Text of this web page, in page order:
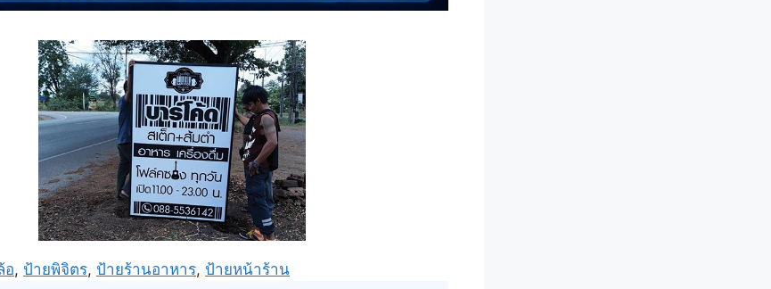
อ, ป้ายพิจิตร, ป้ายร้านอาหาร, ป้ายหน้าร้าน